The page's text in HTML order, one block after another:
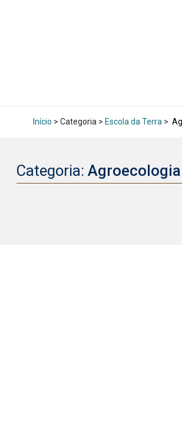
Início > Categoria > Escola da Terra >
Categoria: Agroecologia